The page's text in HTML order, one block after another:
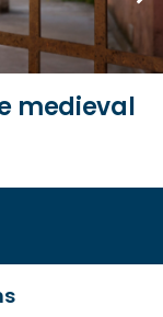
medieval